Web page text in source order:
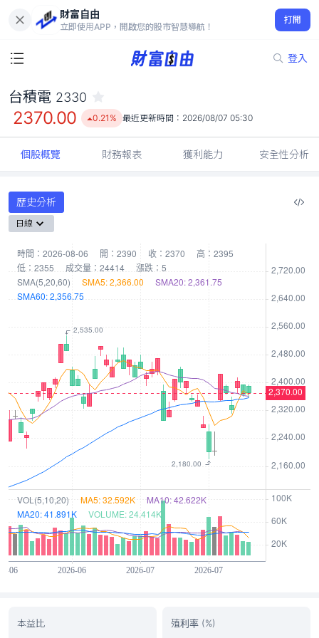
財富自由
立即使用APP，開啟您的股市智慧導航！
打開
登入
2370.00
0.21%
台積電 2330
2370.00 0.21% 最近更新時間： 2026/08/07 05:30
個股概覽 財務報表 獲利能力 安全性分析
歷史分析
日線
本益比 殖利率 (%)